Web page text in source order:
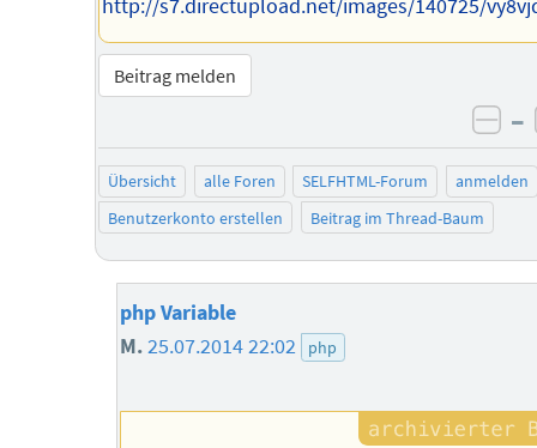
Beitrag melden
–
Übersicht alle Foren SELFHTML-Forum
anmelden
Benutzerkonto erstellen
Beitrag im Thread-Baum
php Variable
M.25.07.2014 22:02 php